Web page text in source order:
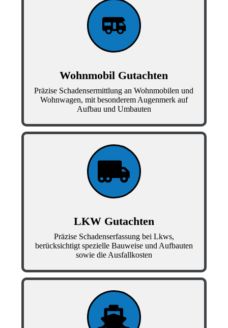
LKW Gutachten
Präzise Schadenserfassung bei Lkws,
berücksichtigt spezielle Bauweise und Aufbauten
sowie die Ausfallkosten
Wohnmobil Gutachten
Präzise Schadensermittlung an Wohnmobilen und
Wohnwagen, mit besonderem Augenmerk auf
Aufbau und Umbauten